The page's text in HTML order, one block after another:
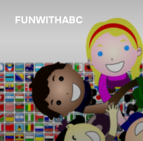
ツ
へ
ス
キ
ッ
プ
FUNWITHABC